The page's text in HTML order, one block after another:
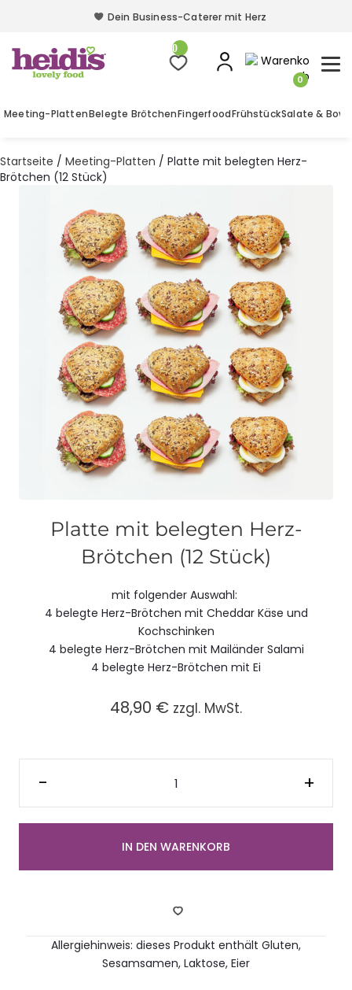
Dein Business-Caterer mit Herz
Dein Business-Caterer mit Herz
0
0
Meeting-PlattenBelegte BrötchenFingerfoodFrühstückSalate &
Startseite / Meeting-Platten / Platte mit belegten Herz-
Brötchen (12 Stück)
Platte mit belegten Herz-
Brötchen (12 Stück)
mit folgender Auswahl:
4 belegte Herz-Brötchen mit Cheddar Käse und
Kochschinken
4 belegte Herz-Brötchen mit Mailänder Salami
4 belegte Herz-Brötchen mit Ei
48,90 € zzgl. MwSt.
-
Platte
belegten
Brötchen
(12
Menge
+
IN DEN WARENKORB
Allergiehinweis: dieses Produkt enthält Gluten,
Sesamsamen, Laktose, Eier